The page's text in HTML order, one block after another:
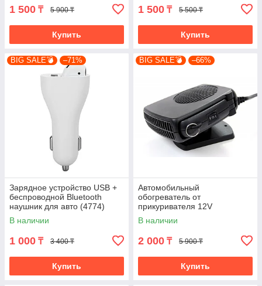
1 500 ₸ 5 900 ₸
Купить
1 500 ₸ 5 500 ₸
Купить
BIG SALE💣 –71%
Зарядное устройство USB +
беспроводной Bluetooth
наушник для авто (4774)
В наличии
1 000 ₸ 3 400 ₸
Купить
BIG SALE💣 –66%
Автомобильный
обогреватель от
прикуривателя 12V
В наличии
2 000 ₸ 5 900 ₸
Купить